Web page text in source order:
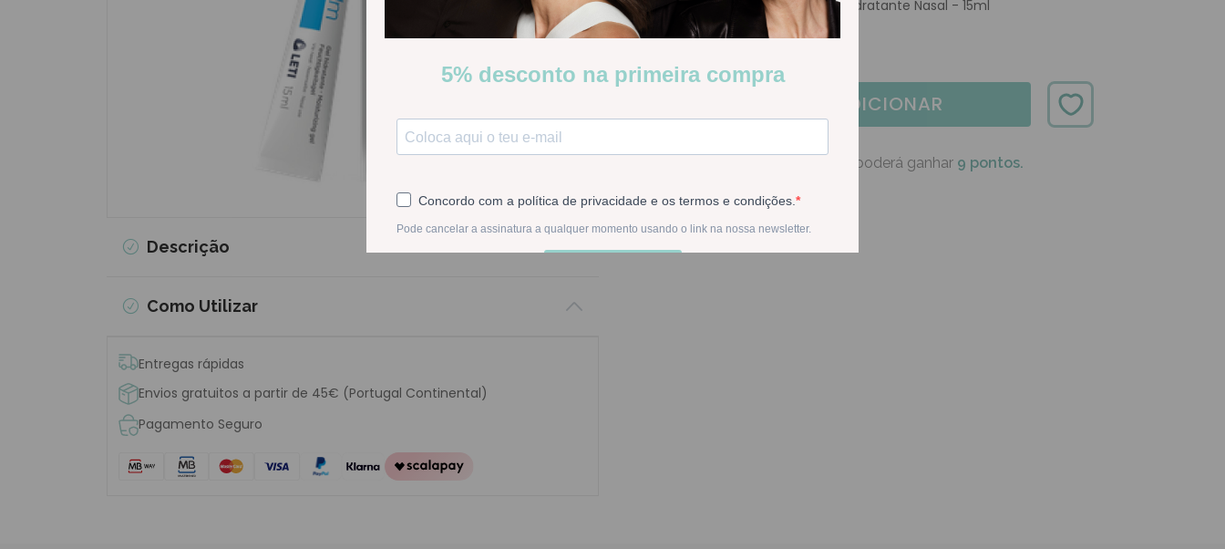
Descrição
Como Utilizar
Entregas rápidas
Envios gratuitos a partir de 45€ (Portugal Continental)
Pagamento Seguro
Letibalm Intranasal Protect Gel Hidratante Nasal - 15ml
ADICIONAR
Na compra deste produto poderá ganhar 9 pontos.